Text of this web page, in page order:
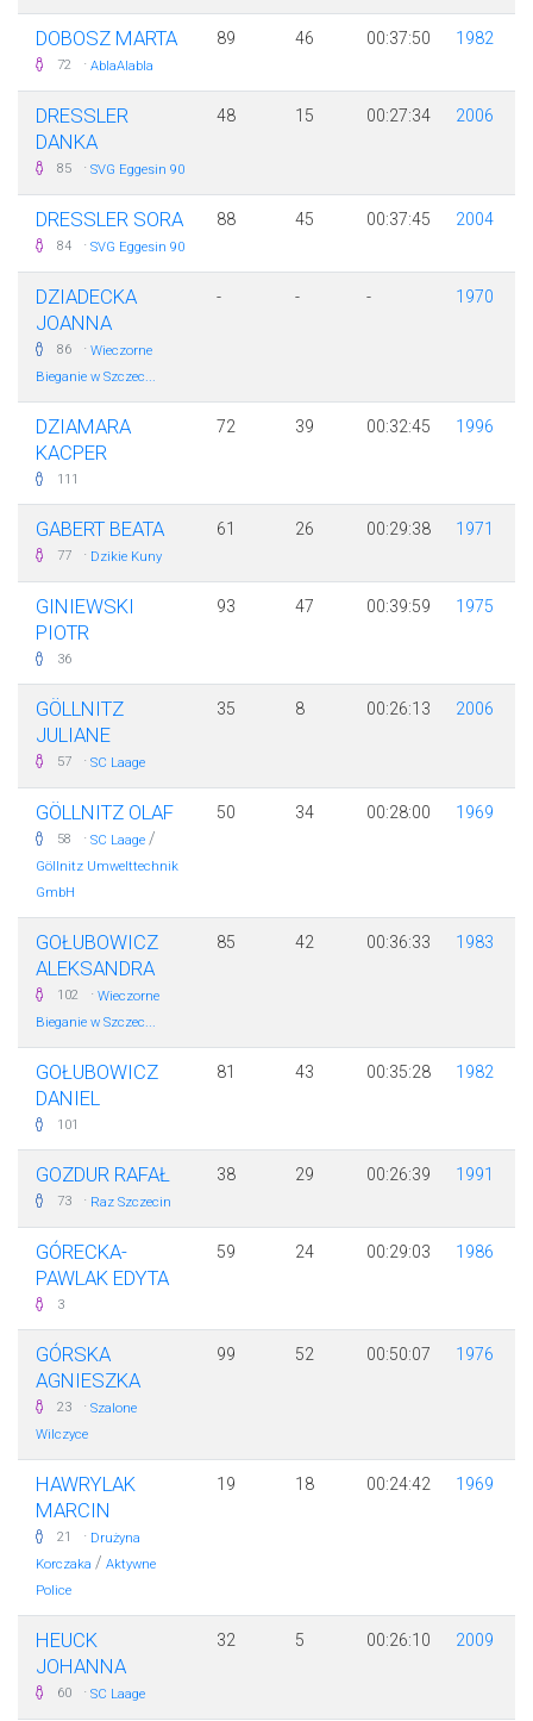
DOBOSZ MARTA
72 · AblaAlabla
89 46 00:37:50 1982
DRESSLER D
ANKA
85 · SVG Eggesin 90
48 15 00:27:34 2006
DRESSLER SORA
84 · SVG Eggesin 90
88 45 00:37:45 2004
DZIADECKA
JOANNA
86 · Wieczorne
Bieganie w Szczec...
- - - 1970
DZIAMARA
KACPER
111
72 39 00:32:45 1996
GABERT BEATA
77 · Dzikie Kuny
61 26 00:29:38 1971
GINIEWSKI
PIOTR
36
93 47 00:39:59 1975
GÖLLNITZ
JULIANE
57 · SC Laage
35 8 00:26:13 2006
GÖLLNITZ OLAF
58 · SC Laage /
Göllnitz Umwelttechnik
GmbH
50 34 00:28:00 1969
GOŁUBOWICZ
ALEKSANDRA
102 · Wieczorne
Bieganie w Szczec...
85 42 00:36:33 1983
GOŁUBOWICZ
DANIEL
101
81 43 00:35:28 1982
GOZDUR RAFAŁ
73 · Raz Szczecin
38 29 00:26:39 1991
GÓRECKA-
PAWLAK EDYTA
3
59 24 00:29:03 1986
GÓRSKA
AGNIESZKA
23 · Szalone
Wilczyce
99 52 00:50:07 1976
HAWRYLAK
MARCIN
21 · Drużyna
Korczaka / Aktywne
Police
19 18 00:24:42 1969
HEUCK
JOHANNA
60 · SC Laage
32 5 00:26:10 2009